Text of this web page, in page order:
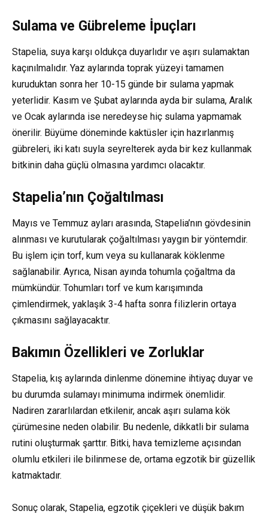
Sulama ve Gübreleme İpuçları
Stapelia, suya karşı oldukça duyarlıdır ve aşırı sulamaktan
kaçınılmalıdır. Yaz aylarında toprak yüzeyi tamamen
kuruduktan sonra her 10-15 günde bir sulama yapmak
yeterlidir. Kasım ve Şubat aylarında ayda bir sulama, Aralık
ve Ocak aylarında ise neredeyse hiç sulama yapmamak
önerilir. Büyüme döneminde kaktüsler için hazırlanmış
gübreleri, iki katı suyla seyrelterek ayda bir kez kullanmak
bitkinin daha güçlü olmasına yardımcı olacaktır.
Stapelia’nın Çoğaltılması
Mayıs ve Temmuz ayları arasında, Stapelia’nın gövdesinin
alınması ve kurutularak çoğaltılması yaygın bir yöntemdir.
Bu işlem için torf, kum veya su kullanarak köklenme
sağlanabilir. Ayrıca, Nisan ayında tohumla çoğaltma da
mümkündür. Tohumları torf ve kum karışımında
çimlendirmek, yaklaşık 3-4 hafta sonra filizlerin ortaya
çıkmasını sağlayacaktır.
Bakımın Özellikleri ve Zorluklar
Stapelia, kış aylarında dinlenme dönemine ihtiyaç duyar ve
bu durumda sulamayı minimuma indirmek önemlidir.
Nadiren zararlılardan etkilenir, ancak aşırı sulama kök
çürümesine neden olabilir. Bu nedenle, dikkatli bir sulama
rutini oluşturmak şarttır. Bitki, hava temizleme açısından
olumlu etkileri ile bilinmese de, ortama egzotik bir güzellik
katmaktadır.
Sonuç olarak, Stapelia, egzotik çiçekleri ve düşük bakım